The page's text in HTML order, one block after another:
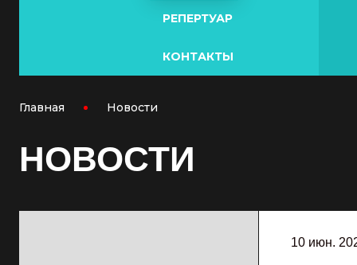
РЕПЕРТУАР
КОНТАКТЫ
Главная Новости
НОВОСТИ
10 июн.